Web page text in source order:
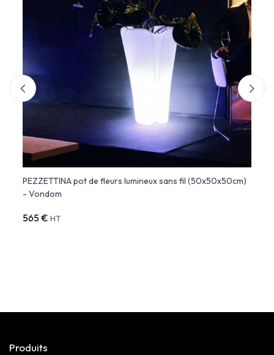
PEZZETTINA pot de fleurs lumineux sans fil (50x50x50cm)
- Vondom
565 € HT
Produits